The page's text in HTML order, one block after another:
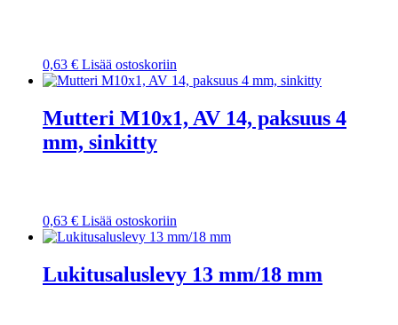
0,63 € Lisää ostoskoriin
Mutteri M10x1, AV 14, paksuus 4
mm, sinkitty
0,63 € Lisää ostoskoriin
Lukitusaluslevy 13 mm/18 mm